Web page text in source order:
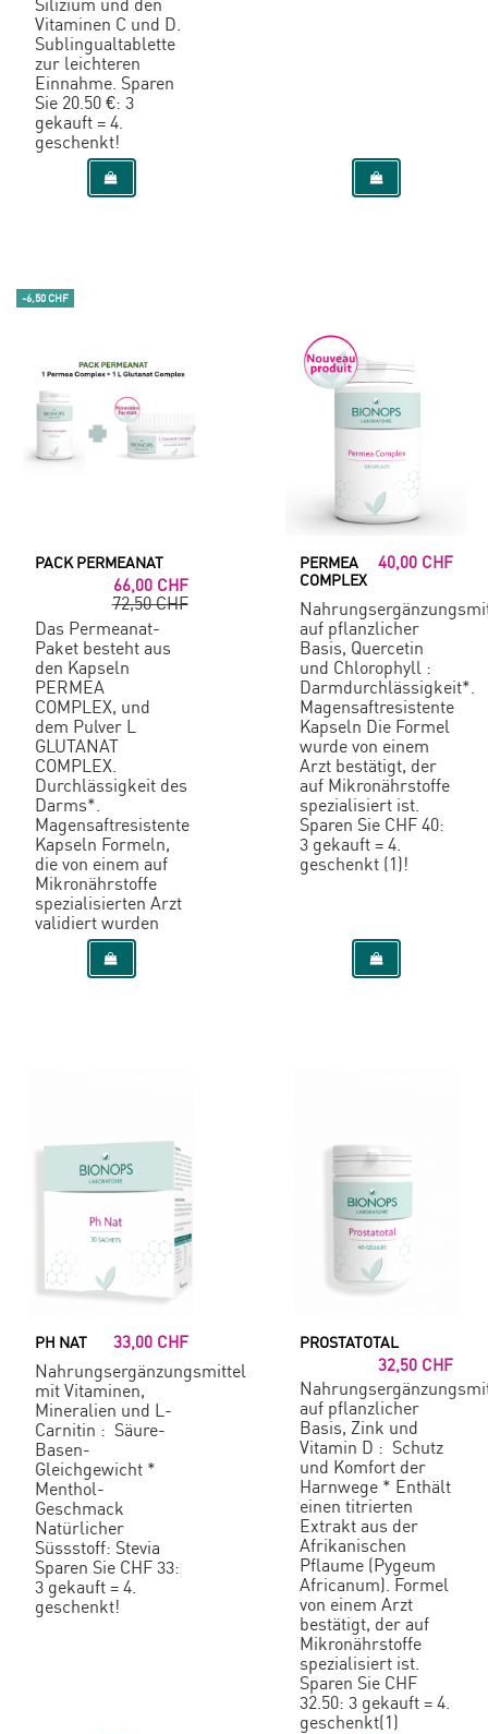
Silizium und den
Vitaminen C und D.
Sublingualtablette
zur leichteren
Einnahme. Sparen
Sie 20.50 €: 3
gekauft = 4.
geschenkt!
-6,50 CHF
PACK PERMEANAT
66,00 CHF
72,50 CHF
Das Permeanat-
Paket besteht aus
den Kapseln
PERMEA
COMPLEX, und
dem Pulver L
GLUTANAT
COMPLEX.
Durchlässigkeit des
Darms*.
Magensaftresistente
Kapseln Formeln,
die von einem auf
Mikronährstoffe
spezialisierten Arzt
validiert wurden
PERMEA
COMPLEX
40,00 CHF
auf pflanzlicher
Basis, Quercetin
und Chlorophyll :
Darmdurchlässigkeit*.
Magensaftresistente
Kapseln Die Formel
wurde von einem
Arzt bestätigt, der
auf Mikronährstoffe
spezialisiert ist.
Sparen Sie CHF 40:
3 gekauft = 4.
geschenkt (1)!
PH NAT
33,00 CHF
Nahrungsergänzungsmittel
mit Vitaminen,
Mineralien und L-
Carnitin : Säure-
Basen-
Gleichgewicht *
Menthol-
Geschmack
Natürlicher
Süssstoff: Stevia
Sparen Sie CHF 33:
3 gekauft = 4.
geschenkt!
PROSTATOTAL
32,50 CHF
auf pflanzlicher
Basis, Zink und
Vitamin D : Schutz
und Komfort der
Harnwege * Enthält
einen titrierten
Extrakt aus der
Afrikanischen
Pflaume (Pygeum
Africanum). Formel
von einem Arzt
bestätigt, der auf
Mikronährstoffe
spezialisiert ist.
Sparen Sie CHF
32.50: 3 gekauft = 4.
geschenkt(1)